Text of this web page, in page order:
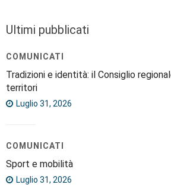
Ultimi pubblicati
COMUNICATI
Tradizioni e identità: il Consiglio
territori
Luglio 31, 2026
COMUNICATI
Sport e mobilità
Luglio 31, 2026